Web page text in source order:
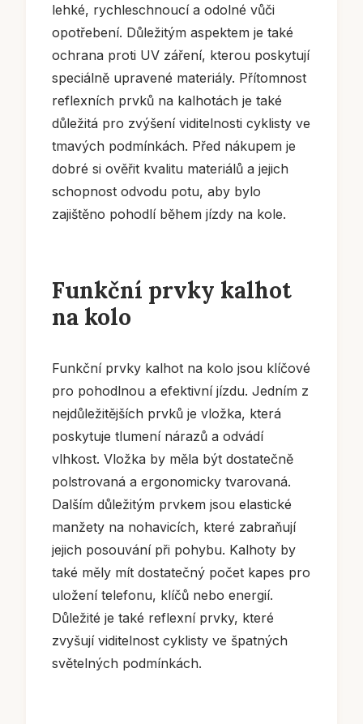
lehké, rychleschnoucí a odolné vůči
opotřebení. Důležitým aspektem je také
ochrana proti UV záření, kterou poskytují
speciálně upravené materiály. Přítomnost
reflexních prvků na kalhotách je také
důležitá pro zvýšení viditelnosti cyklisty ve
tmavých podmínkách. Před nákupem je
dobré si ověřit kvalitu materiálů a jejich
schopnost odvodu potu, aby bylo
zajištěno pohodlí během jízdy na kole.
Funkční prvky kalhot
na kolo
Funkční prvky kalhot na kolo jsou klíčové
pro pohodlnou a efektivní jízdu. Jedním z
nejdůležitějších prvků je vložka, která
poskytuje tlumení nárazů a odvádí
vlhkost. Vložka by měla být dostatečně
polstrovaná a ergonomicky tvarovaná.
Dalším důležitým prvkem jsou elastické
manžety na nohavicích, které zabraňují
jejich posouvání při pohybu. Kalhoty by
také měly mít dostatečný počet kapes pro
uložení telefonu, klíčů nebo energií.
Důležité je také reflexní prvky, které
zvyšují viditelnost cyklisty ve špatných
světelných podmínkách.